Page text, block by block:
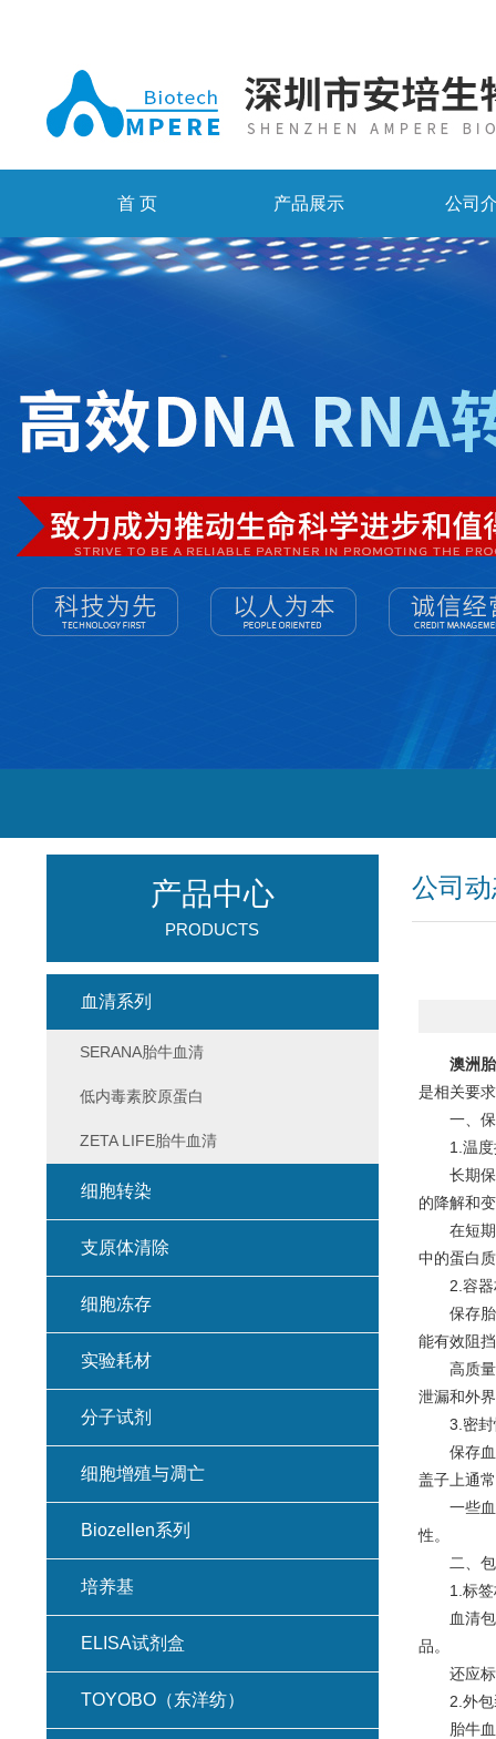
首 页 产品展示 公司
公司
澳洲
是相关要
一、保
1.温度
长期保存
的降解和
在短期储
中的蛋白
2.容器
保存胎牛
能有效阻
高质量的
泄漏和外
3.密封
保存血清
盖子上通
一些血清
性。
二、包
1.标签
血清包装
品。
还应标注
2.外包
胎牛血清
产品中心
PRODUCTS
血清系列
SERANA胎牛血清
低内毒素胶原蛋白
ZETA LIFE胎牛血清
细胞转染
支原体清除
细胞冻存
实验耗材
分子试剂
细胞增殖与凋亡
Biozellen系列
培养基
ELISA试剂盒
TOYOBO（东洋纺）